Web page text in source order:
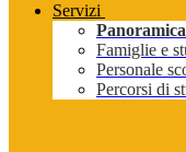
Servizi
Panoramica
Famiglie e
Personale
Percorsi di